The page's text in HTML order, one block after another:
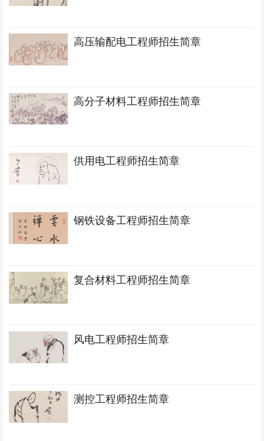
高压输配电工程师招生简章
高分子材料工程师招生简章
供用电工程师招生简章
钢铁设备工程师招生简章
复合材料工程师招生简章
风电工程师招生简章
测控工程师招生简章